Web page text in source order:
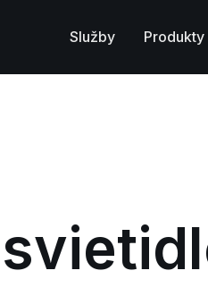
Služby Produkty